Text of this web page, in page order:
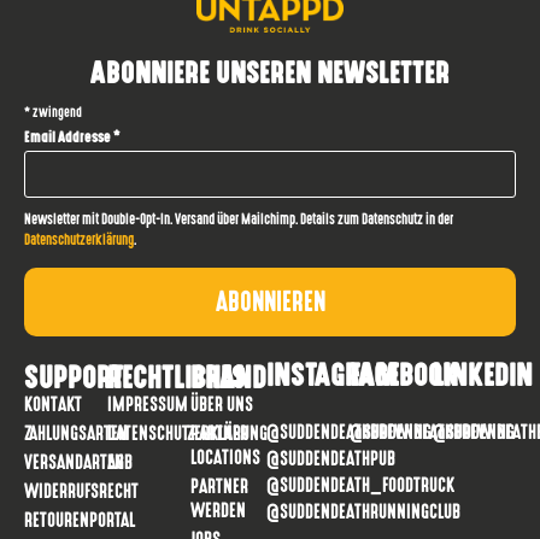
ABONNIERE UNSEREN NEWSLETTER
*zwingend
Email Addresse*
Newsletter mit Double-Opt-In. Versand über Mailchimp. Details zum Datenschutz in der
Datenschutzerklärung.
SUPPORT
KONTAKT
ZAHLUNGSARTEN
VERSANDARTEN
WIDERRUFSRECHT
RETOURENPORTAL
RECHTLICHES
IMPRESSUM
DATENSCHUTZERKLÄRUNG
AGB
BRAND
ÜBER UNS
PARTNER
LOCATIONS
PARTNER
WERDEN
INSTAGRAM
@SUDDENDEATHBREWING
@SUDDENDEATHPUB
@SUDDENDEATH_FOODTRUCK
@SUDDENDEATHRUNNINGCLUB
FACEBOOK
@SUDDENDEATHBREWING
LINKEDIN